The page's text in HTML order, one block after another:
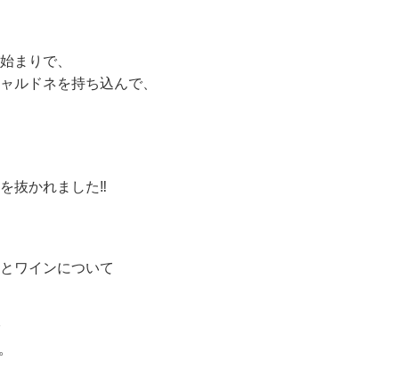
まりで、
ルドネを持ち込んで、
抜かれました‼
ワインについて